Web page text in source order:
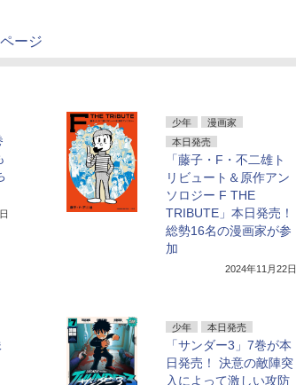
ージ
少年
漫画家
本日発売
「藤子・F・不二雄ト
リビュート＆原作アン
ソロジー F THE
TRIBUTE」本日発売！
総勢16名の漫画家が参
加
2024年11月22日
少年 本日発売
「サンダー3」7巻が本
日発売！ 決意の敵陣突
入によって激しい攻防